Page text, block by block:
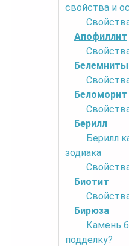
свойства и
Апофиллит
Белемниты
Беломорит
Берилл
Берилл
зодиака
Биотит
Бирюза
Камень
подделку?